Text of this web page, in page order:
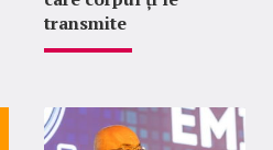
transmite